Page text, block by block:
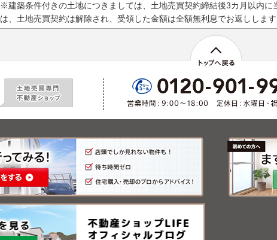
※建築条件付きの土地につきましては、土地売買契約締結後3カ月以内
は、土地売買契約は解除され、受領した金額は全額無利息でお返しします